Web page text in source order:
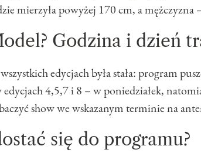
mierzyła powyżej 170 cm, a mężczyzna
Godzina i dzień
edycjach była stała: program
4,5,7 i 8 – w poniedziałek,
show we wskazanym terminie na
się do programu?